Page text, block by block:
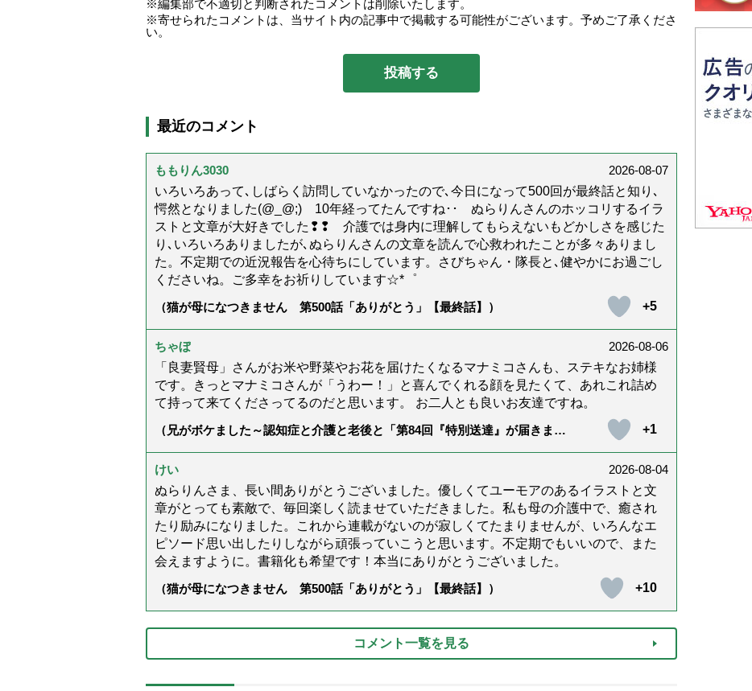
編集部で不適切と判断されたコメントは削除いたします。
寄せられたコメントは、当サイト内の記事中で掲載する可能性がございます。予めご了承くださ
い。
最近のコメント
ももりん3030
2026-08-07
いろいろあって､しばらく訪問していなかったので､今日になって500回が最終話と知り､
愕然となりました(@_@;) 10年経ってたんですね･･ ぬらりんさんのホッコリするイラ
ストと文章が大好きでした❢❢ 介護では身内に理解してもらえないもどかしさを感じた
り､いろいろありましたが､ぬらりんさんの文章を読んで心救われたことが多々ありまし
た。不定期での近況報告を心待ちにしています。さびちゃん・隊長と､健やかにお過ごし
くださいね。ご多幸をお祈りしています☆*゜
（猫が母になつきません 第500話「ありがとう」【最終話】）
+5
ちゃぼ
2026-08-06
「良妻賢母」さんがお米や野菜やお花を届けたくなるマナミコさんも、ステキなお姉様
です。きっとマナミコさんが「うわー！」と喜んでくれる顔を見たくて、あれこれ詰め
て持って来てくださってるのだと思います。 お二人とも良いお友達ですね。
（兄がボケました～認知症と介護と老後と「第84回『特別送達』が届きまし
+1
けい
2026-08-04
ぬらりんさま、長い間ありがとうございました。優しくてユーモアのあるイラストと文
章がとっても素敵で、毎回楽しく読ませていただきました。私も母の介護中で、癒され
たり励みになりました。これから連載がないのが寂しくてたまりませんが、いろんなエ
ピソード思い出したりしながら頑張っていこうと思います。不定期でもいいので、また
会えますように。書籍化も希望です！本当にありがとうございました。
（猫が母になつきません 第500話「ありがとう」【最終話】）
+10
コメント一覧を見る